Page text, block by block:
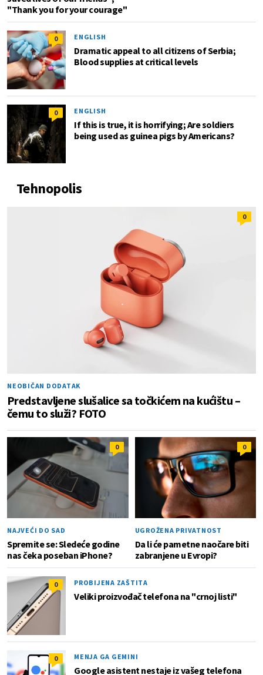
"Thank you for your courage"
0 ENGLISH
Dramatic appeal to all citizens of Serbia;
Blood supplies at critical levels
0 ENGLISH
If this is true, it is horrifying; Are soldiers
being used as guinea pigs by Americans?
Tehnopolis
0
NEOBIČAN DODATAK
Predstavljene slušalice sa točkićem na kućištu –
čemu to služi? FOTO
0
NAJVEĆI DO SAD
Spremite se: Sledeće godine
nas čeka poseban iPhone?
0
UGROŽENA PRIVATNOST
Da li će pametne naočare biti
zabranjene u Evropi?
0 PROBIJENA ZAŠTITA
Veliki proizvođač telefona na "crnoj listi"
0 MENJA GA GEMINI
Google asistent nestaje iz vašeg telefona